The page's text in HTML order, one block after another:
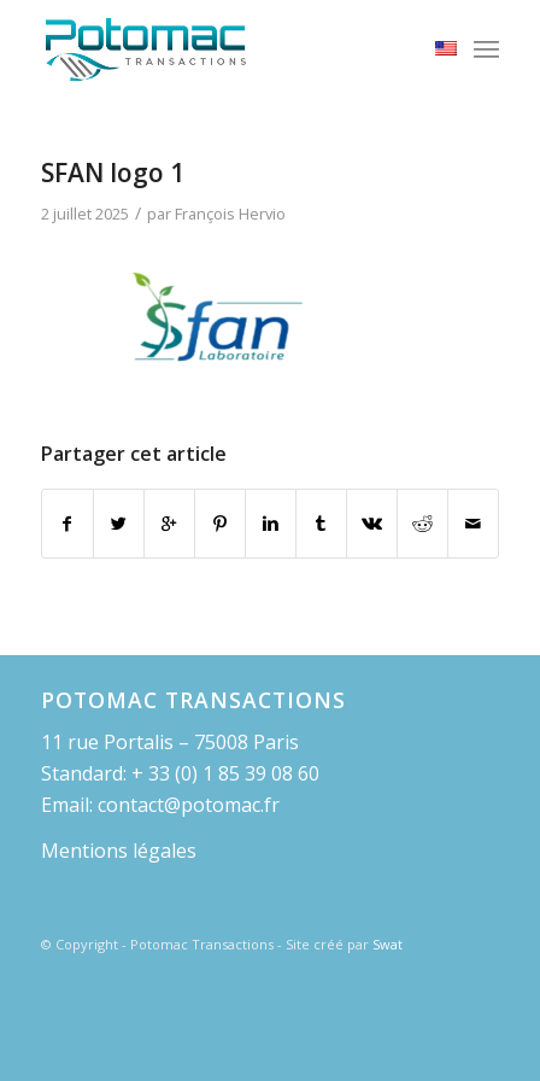
SFAN logo 1
2 juillet 2025 / par François Hervio
Partager cet article
POTOMAC TRANSACTIONS
11 rue Portalis – 75008 Paris
Standard: + 33 (0) 1 85 39 08 60
Email: contact@potomac.fr
Mentions légales
© Copyright - Potomac Transactions - Site créé par Swat